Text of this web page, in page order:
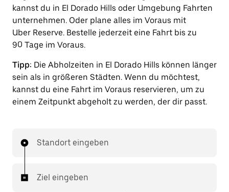
kannst du in El Dorado Hills oder Umgebung Fahrten
unternehmen. Oder plane alles im Voraus mit
Uber Reserve. Bestelle jederzeit eine Fahrt bis zu
90 Tage im Voraus.
Tipp: Die Abholzeiten in El Dorado Hills können länger
sein als in größeren Städten. Wenn du möchtest,
kannst du eine Fahrt im Voraus reservieren, um zu
einem Zeitpunkt abgeholt zu werden, der dir passt.
Standort eingeben
Ziel eingeben